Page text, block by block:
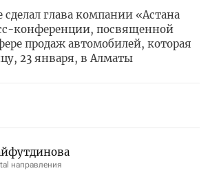
сделал глава компании «Астана
конференции, посвященной
продаж автомобилей, которая
23 января, в Алматы
направления